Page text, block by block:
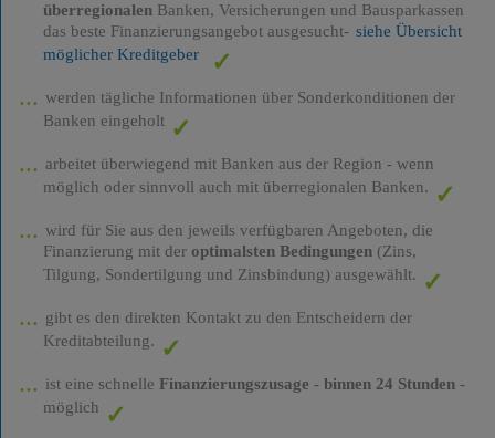
überregionalenBanken, Versicherungen und Bausparkassen
das beste Finanzierungsangebot ausgesucht- siehe Übersicht
möglicher Kreditgeber
werden tägliche Informationen über Sonderkonditionen der
Banken eingeholt
arbeitet überwiegend mit Banken aus der Region - wenn
möglich oder sinnvoll auch mit überregionalen Banken.
wird für Sie aus den jeweils verfügbaren Angeboten, die
Finanzierung mit der optimalsten Bedingungen(Zins,
Tilgung, Sondertilgung und Zinsbindung) ausgewählt.
gibt es den direkten Kontakt zu den Entscheidern der
Kreditabteilung.
ist eine schnelle Finanzierungszusage - binnen 24 Stunden-
möglich